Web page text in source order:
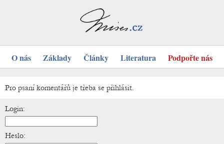
O nás Základy Články Literatura Podpořte nás
Pro psaní komentářů je třeba se přihlásit.
Login:
Heslo: